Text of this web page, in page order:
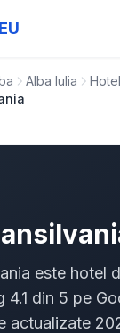
EU
Alba Iulia
este hotel
4.1 din 5 pe
actualizate